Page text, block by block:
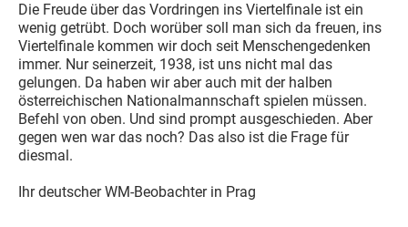
Die Freude über das Vordringen ins Viertelfinale ist ein
wenig getrübt. Doch worüber soll man sich da freuen, ins
Viertelfinale kommen wir doch seit Menschengedenken
immer. Nur seinerzeit, 1938, ist uns nicht mal das
gelungen. Da haben wir aber auch mit der halben
österreichischen Nationalmannschaft spielen müssen.
Befehl von oben. Und sind prompt ausgeschieden. Aber
gegen wen war das noch? Das also ist die Frage für
diesmal.
Ihr deutscher WM-Beobachter in Prag